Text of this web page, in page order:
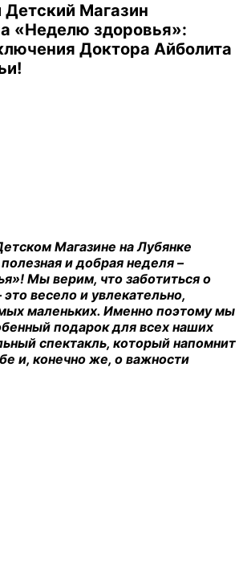
Магазин
«Неделю здоровья»:
Доктора Айболита
Магазине на Лубянке
и добрая неделя –
Мы верим, что заботиться о
это весело и увлекательно,
маленьких. Именно поэтому мы
подарок для всех наших
спектакль, который напомнит
и, конечно же, о важности